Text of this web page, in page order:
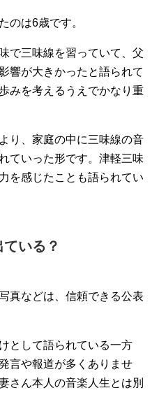
のは6歳です。
で三味線を習っていて、父
響が大きかったと語られて
みを考えるうえでかなり重
り、家庭の中に三味線の音
ていった形です。津軽三味
を感じたことも語られてい
いる？
真などは、信頼できる公表
として語られている一方
言や報道が多くありませ
さん本人の音楽人生とは別